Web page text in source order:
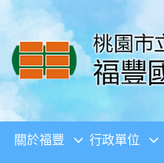
移至網頁之主要內容區位置
關於福豐 行政單位